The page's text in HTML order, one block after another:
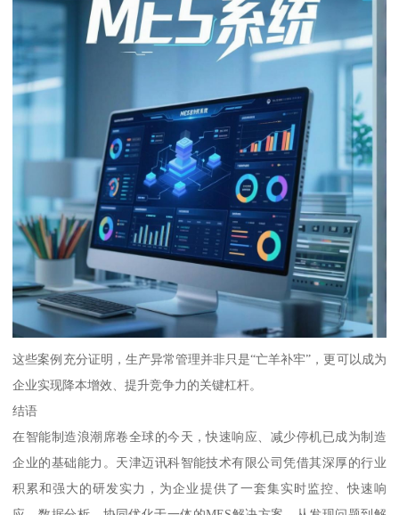
这些案例充分证明，生产异常管理并非只是“亡羊补牢”，更可以成为
企业实现降本增效、提升竞争力的关键杠杆。
结语
在智能制造浪潮席卷全球的今天，快速响应、减少停机已成为制造
企业的基础能力。天津迈讯科智能技术有限公司凭借其深厚的行业
积累和强大的研发实力，为企业提供了一套集实时监控、快速响